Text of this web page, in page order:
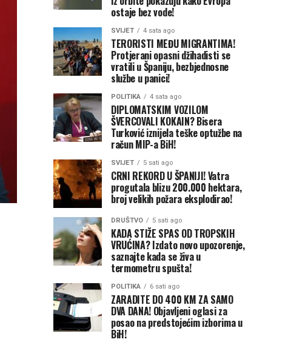
ostaje bez vode!
SVIJET 4 sata ago
TERORISTI MEĐU MIGRANTIMA!
Protjerani opasni džihadisti se
vratili u Španiju, bezbjednosne
službe u panici!
POLITIKA 4 sata ago
DIPLOMATSKIM VOZILOM
ŠVERCOVALI KOKAIN? Bisera
Turković iznijela teške optužbe na
račun MIP-a BiH!
SVIJET 5 sati ago
CRNI REKORD U ŠPANIJI! Vatra
progutala blizu 200.000 hektara,
broj velikih požara eksplodirao!
DRUŠTVO 5 sati ago
KADA STIŽE SPAS OD TROPSKIH
VRUĆINA? Izdato novo upozorenje,
saznajte kada se živa u
termometru spušta!
POLITIKA 6 sati ago
ZARADITE DO 400 KM ZA SAMO
DVA DANA! Objavljeni oglasi za
posao na predstojećim izborima u
BiH!